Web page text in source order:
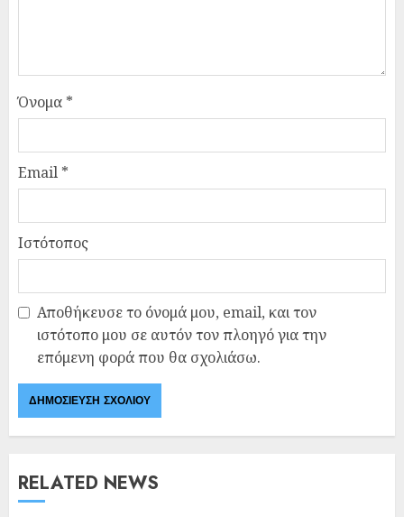
Όνομα *
Email *
Ιστότοπος
Αποθήκευσε το όνομά μου, email, και τον
ιστότοπο μου σε αυτόν τον πλοηγό για την
επόμενη φορά που θα σχολιάσω.
RELATED NEWS